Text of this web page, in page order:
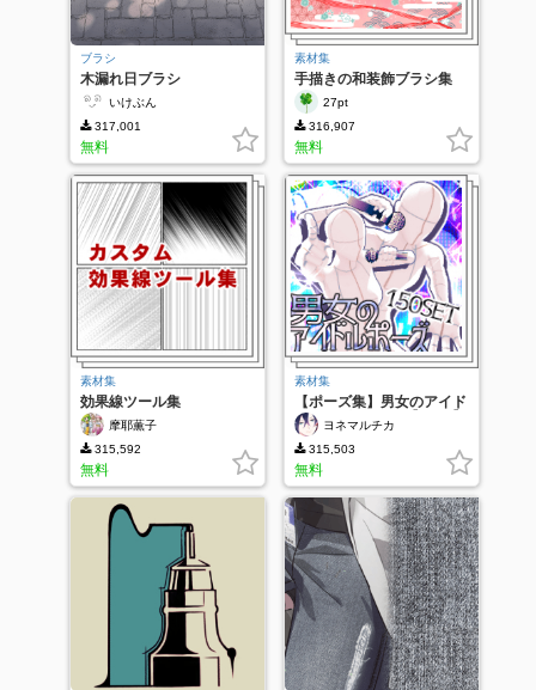
ブラシ
木漏れ日ブラシ
いけぶん
317,001
無料
素材集
手描きの和装飾ブラシ集
27pt
316,907
無料
素材集
効果線ツール集
摩耶薫子
315,592
無料
素材集
【ポーズ集】男女のアイド
ルポーズ150SET【Ver.2】
ヨネマルチカ
315,503
無料